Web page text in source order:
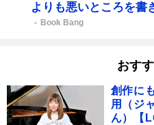
よりも悪いところを書
Book Bang
おす
創作に
用（ジ
ん）【